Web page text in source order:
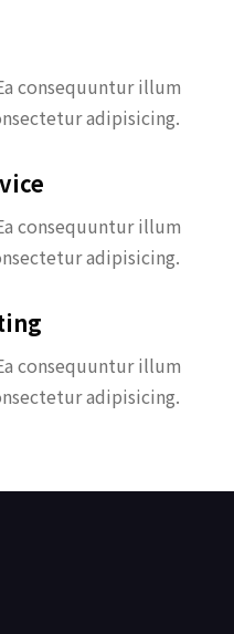
consequuntur illum
adipisicing.
consequuntur illum
adipisicing.
consequuntur illum
adipisicing.